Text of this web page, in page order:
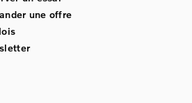
une offre